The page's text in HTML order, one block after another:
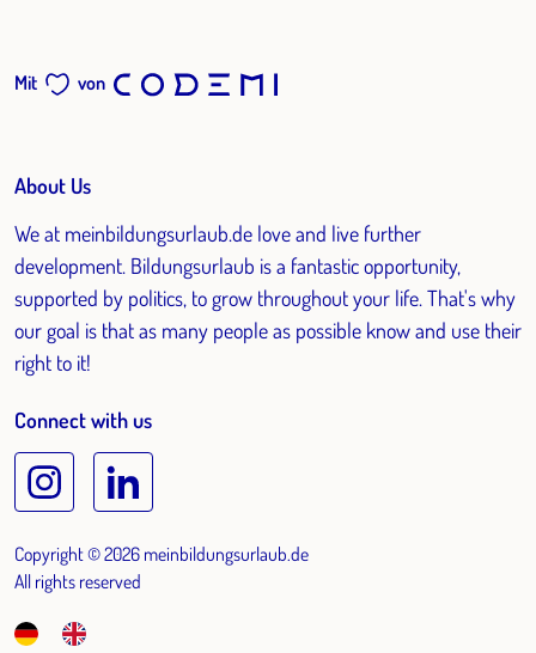
Mit von
About Us
We at meinbildungsurlaub.de love and live further
development. Bildungsurlaub is a fantastic opportunity,
supported by politics, to grow throughout your life. That's why
our goal is that as many people as possible know and use their
right to it!
Connect with us
Copyright © 2026 meinbildungsurlaub.de
All rights reserved